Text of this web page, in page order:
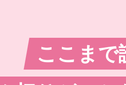
ここまで